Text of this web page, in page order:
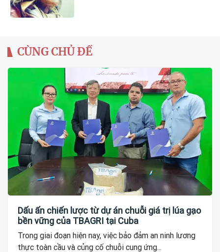
CÙNG CHỦ ĐỀ
Dấu ấn chiến lược từ dự án chuỗi giá trị lúa gạo
bền vững của TBAGRI tại Cuba
Trong giai đoạn hiện nay, việc bảo đảm an ninh lương
thực toàn cầu và củng cố chuỗi cung ứng...